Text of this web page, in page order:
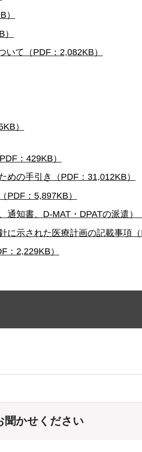
て（PDF：2,082KB）
）
：429KB）
の手引き（PDF：31,012KB）
PDF：5,897KB）
知書、D-MAT・DPATの派遣）
示された医療計画の記載事項（
2,229KB）
聞かせください